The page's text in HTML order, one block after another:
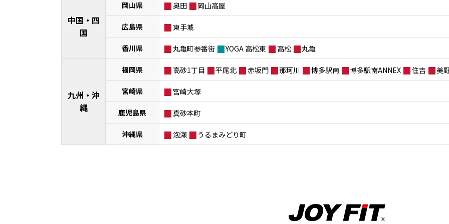
中国・四
国
岡山県 奥田 岡山高屋
広島県 東手城
香川県 丸亀町参番街 YOGA 高松東 高松 丸亀
九州・沖
縄
福岡県 高砂1丁目 平尾北 赤坂門 那珂川 博多駅南 博多駅南ANNEX 住吉 美
宮崎県 宮崎大塚
鹿児島県 真砂本町
沖縄県 泡瀬 うるまみどり町